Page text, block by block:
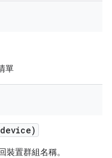
單
device)
裝置群組名稱。